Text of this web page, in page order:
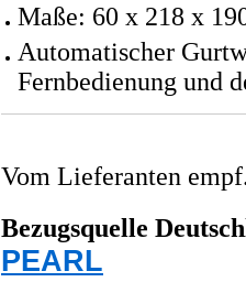
Maße: 60 x 218 x
Automatischer
Fernbedienung und
Vom Lieferanten
Bezugsquelle
PEARL